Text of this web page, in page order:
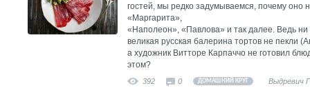
гостей, мы редко задумываемся, почему оно
«Маргарита»,
«Наполеон», «Павлова» и так далее. Ведь
великая русская балерина тортов не пекли
а художник Витторе Карпаччо не готовил
этом?
392 0 ДОМАШНИЙ КРУГ Выдревич